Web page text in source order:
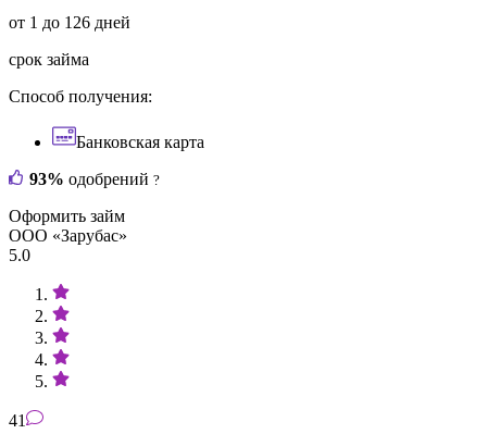
от 1 до 126 дней
срок займа
Способ получения:
Банковская карта
93% одобрений ?
Оформить займ
ООО «Зарубас»
5.0
41